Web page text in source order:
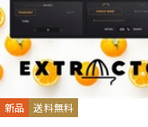
新品 送料無料